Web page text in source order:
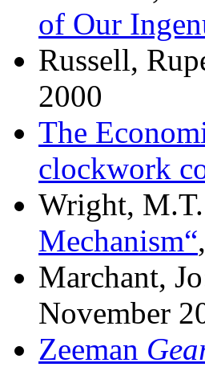
of Our
Russell,
2000
The
clockwork
Wright,
Mechanism“,
Marchant,
November
Zeeman